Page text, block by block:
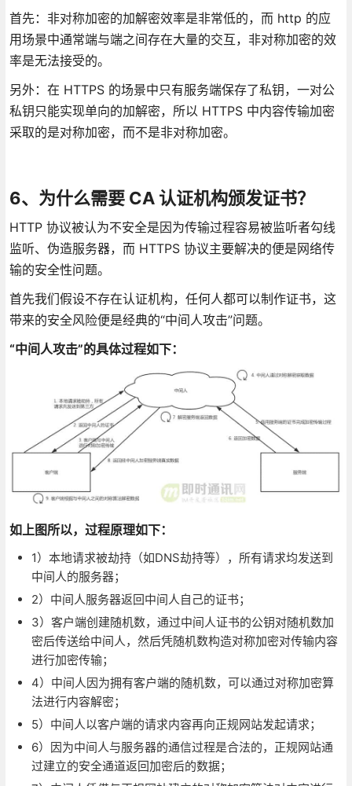
首先：非对称加密的加解密效率是非常低的，而 http 的应
用场景中通常端与端之间存在大量的交互，非对称加密的效
率是无法接受的。
另外：在 HTTPS 的场景中只有服务端保存了私钥，一对公
私钥只能实现单向的加解密，所以 HTTPS 中内容传输加密
采取的是对称加密，而不是非对称加密。
6、为什么需要 CA 认证机构颁发证书？
HTTP 协议被认为不安全是因为传输过程容易被监听者勾线
监听、伪造服务器，而 HTTPS 协议主要解决的便是网络传
输的安全性问题。
首先我们假设不存在认证机构，任何人都可以制作证书，这
带来的安全风险便是经典的“中间人攻击”问题。
“中间人攻击”的具体过程如下：
如上图所以，过程原理如下：
1）本地请求被劫持（如DNS劫持等），所有请求均发送到
中间人的服务器；
2）中间人服务器返回中间人自己的证书；
3）客户端创建随机数，通过中间人证书的公钥对随机数加
密后传送给中间人，然后凭随机数构造对称加密对传输内容
进行加密传输；
4）中间人因为拥有客户端的随机数，可以通过对称加密算
法进行内容解密；
5）中间人以客户端的请求内容再向正规网站发起请求；
6）因为中间人与服务器的通信过程是合法的，正规网站通
过建立的安全通道返回加密后的数据；